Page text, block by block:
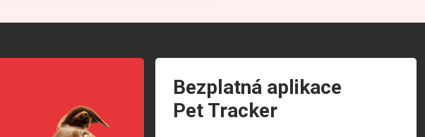
Bezplatná aplikace
Pet Tracker